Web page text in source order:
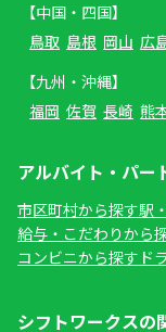
【中国・四国】
鳥取 島根 岡山 広
【九州・沖縄】
福岡 佐賀 長崎 熊
アルバイト・パー
市区町村から探す駅
給与・こだわりから
コンビニから探す ド
シフトワークスの